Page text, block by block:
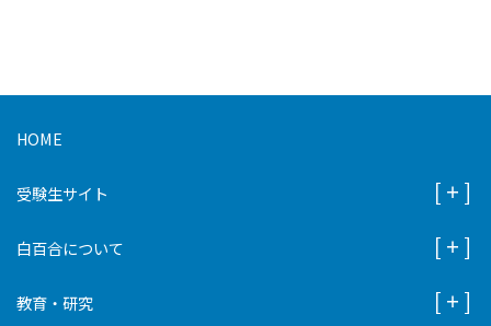
HOME
受験生サイト
白百合について
教育・研究